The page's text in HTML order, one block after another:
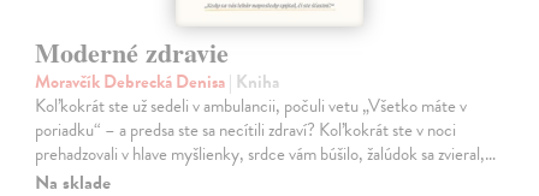
Moderné zdravie
Moravčík Debrecká Denisa| Kniha
Koľkokrát ste už sedeli v ambulancii, počuli vetu „Všetko máte v
poriadku“ – a predsa ste sa necítili zdraví? Koľkokrát ste v noci
prehadzovali v hlave myšlienky, srdce vám búšilo, žalúdok sa zvieral,…
Na sklade